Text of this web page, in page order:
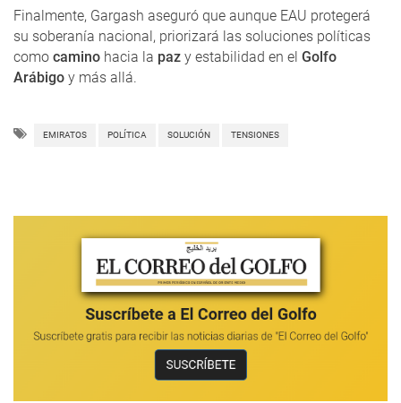
Finalmente, Gargash aseguró que aunque EAU protegerá
su soberanía nacional, priorizará las soluciones políticas
como camino hacia la paz y estabilidad en el Golfo
Arábigo y más allá.
EMIRATOS POLÍTICA SOLUCIÓN TENSIONES